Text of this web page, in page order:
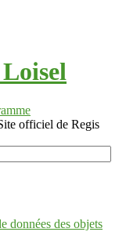
officiel de Regis
données des objets